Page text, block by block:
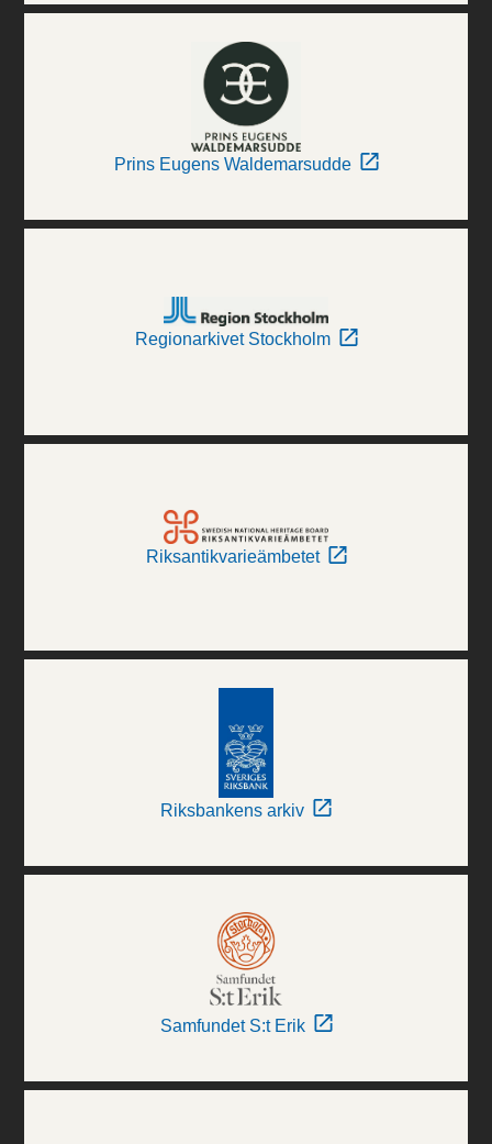
Prins Eugens Waldemarsudde
Regionarkivet Stockholm
Riksantikvarieämbetet
Riksbankens arkiv
Samfundet S:t Erik